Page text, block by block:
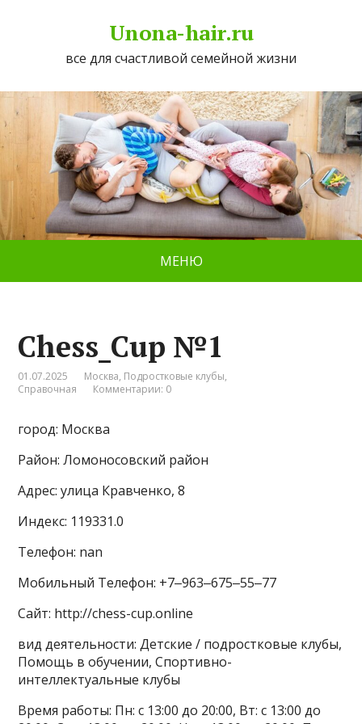
Unona-hair.ru
все для счастливой семейной жизни
МЕНЮ
Chess_Cup №1
01.07.2025 Москва, Подростковые клубы,
Справочная
Комментарии: 0
город: Москва
Район: Ломоносовский район
Адрес: улица Кравченко, 8
Индекс: 119331.0
Телефон: nan
Мобильный Телефон: +7‒963‒675‒55‒77
Сайт: http://chess-cup.online
вид деятельности: Детские / подростковые клубы,
Помощь в обучении, Спортивно-
интеллектуальные клубы
Время работы: Пн: с 13:00 до 20:00, Вт: с 13:00 до